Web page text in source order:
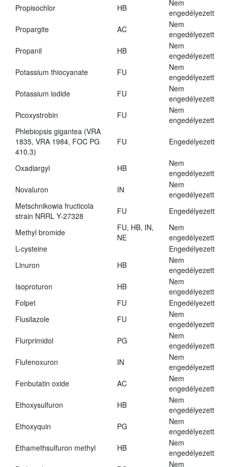
Propisochlor HB
Nem
engedélyezett
Propargite
AC
Nem
engedélyezett
Propanil
HB
Nem
engedélyezett
Potassium thiocyanate
FU
Nem
engedélyezett
Potassium iodide
FU
Nem
engedélyezett
Picoxystrobin
FU
Nem
engedélyezett
Phlebiopsis gigantea (VRA
1835, VRA 1984, FOC PG
410.3)
FU Engedélyezett
Oxadiargyl HB
Nem
engedélyezett
Novaluron
IN
Nem
engedélyezett
Metschnikowia fructicola
strain NRRL Y-27328
FU Engedélyezett
Methyl bromide
FU, HB, IN,
NE
Nem
engedélyezett
L-cysteine
Engedélyezett
Linuron
HB
Nem
engedélyezett
Isoproturon
HB
Nem
engedélyezett
Folpet
FU
Engedélyezett
Flusilazole
FU
Nem
engedélyezett
Flurprimidol
PG
Nem
engedélyezett
Flufenoxuron
IN
Nem
engedélyezett
Fenbutatin oxide
AC
Nem
engedélyezett
Ethoxysulfuron
HB
Nem
engedélyezett
Ethoxyquin
PG
Nem
engedélyezett
Ethamethsulfuron methyl
HB
Nem
engedélyezett
Nem